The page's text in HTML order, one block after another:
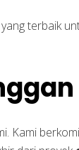
terbaik
Kami